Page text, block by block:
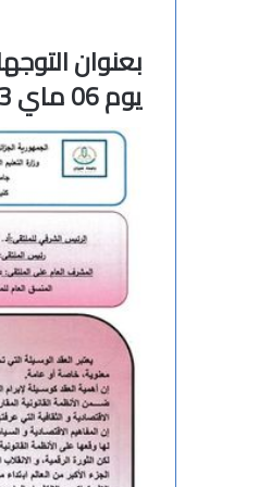
بعنوان
يوم 06 ماي 2023
ن
ئ
ة